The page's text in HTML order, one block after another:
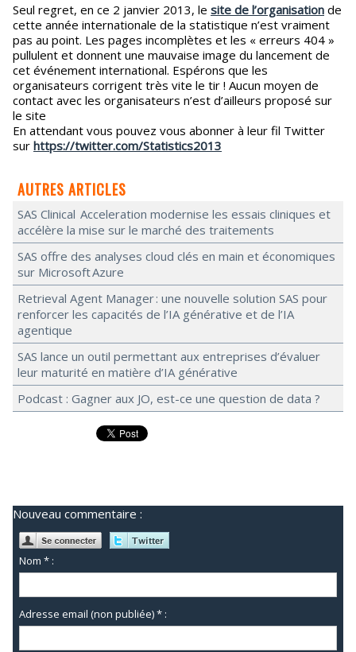
Seul regret, en ce 2 janvier 2013, le site de l’organisation de
cette année internationale de la statistique n’est vraiment
pas au point. Les pages incomplètes et les « erreurs 404 »
pullulent et donnent une mauvaise image du lancement de
cet événement international. Espérons que les
organisateurs corrigent très vite le tir ! Aucun moyen de
contact avec les organisateurs n’est d’ailleurs proposé sur
le site
En attendant vous pouvez vous abonner à leur fil Twitter
sur https://twitter.com/Statistics2013
AUTRES ARTICLES
SAS Clinical Acceleration modernise les essais cliniques et
accélère la mise sur le marché des traitements
SAS offre des analyses cloud clés en main et économiques
sur Microsoft Azure
Retrieval Agent Manager : une nouvelle solution SAS pour
renforcer les capacités de l’IA générative et de l’IA
agentique
SAS lance un outil permettant aux entreprises d’évaluer
leur maturité en matière d’IA générative
Podcast : Gagner aux JO, est-ce une question de data ?
Nouveau commentaire :
Nom * :
Adresse email (non publiée) * :